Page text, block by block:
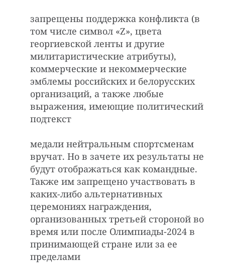
запрещены поддержка конфликта (в
том числе символ «Z», цвета
георгиевской ленты и другие
милитаристические атрибуты),
коммерческие и некоммерческие
эмблемы российских и белорусских
организаций, а также любые
выражения, имеющие политический
подтекст
медали нейтральным спортсменам
вручат. Но в зачете их результаты не
будут отображаться как командные.
Также им запрещено участвовать в
каких-либо альтернативных
церемониях награждения,
организованных третьей стороной во
время или после Олимпиады-2024 в
принимающей стране или за ее
пределами